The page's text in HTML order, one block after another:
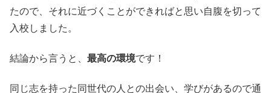
たので、それに近づくことができればと思い自腹を切って
入校しました。
結論から言うと、 最高の環境です！
同じ志を持った同世代の人との出会い、学びがあるので通